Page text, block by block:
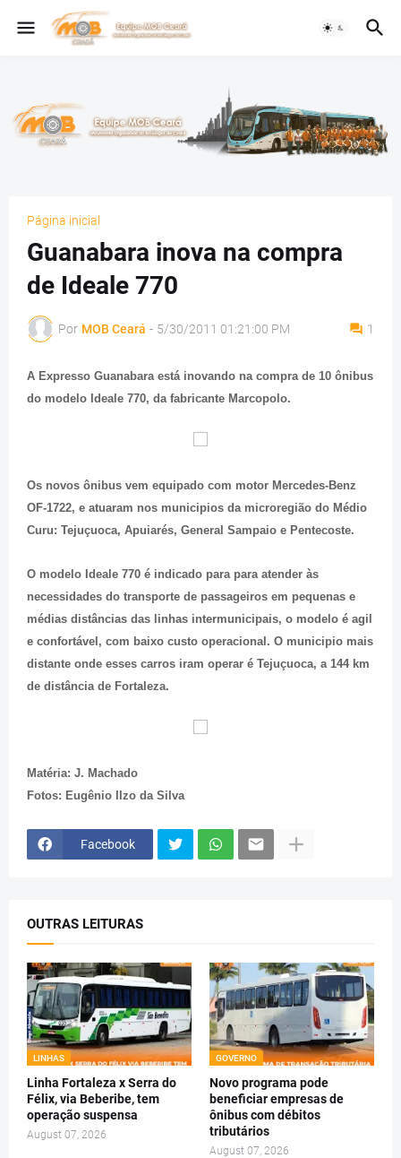
Página inicial
Guanabara inova na compra
de Ideale 770
Por MOB Ceará - 5/30/2011 01:21:00 PM 1
A Expresso Guanabara está inovando na compra de 10 ônibus
do modelo Ideale 770, da fabricante Marcopolo.
Os novos ônibus vem equipado com motor Mercedes-Benz
OF-1722, e atuaram nos municipios da microregião do Médio
Curu: Tejuçuoca, Apuiarés, General Sampaio e Pentecoste.
O modelo Ideale 770 é indicado para para atender às
necessidades do transporte de passageiros em pequenas e
médias distâncias das linhas intermunicipais, o modelo é agil
e confortável, com baixo custo operacional . O municipio mais
distante onde esses carros iram operar é Tejuçuoca, a 144 km
de distância de Fortaleza.
Matéria: J. Machado
Fotos: Eugênio Ilzo da Silva
Facebook
OUTRAS LEITURAS
LINHAS
Linha Fortaleza x Serra do
Félix, via Beberibe, tem
operação suspensa
August 07, 2026
GOVERNO
Novo programa pode
beneficiar empresas de
ônibus com débitos
tributários
August 07, 2026